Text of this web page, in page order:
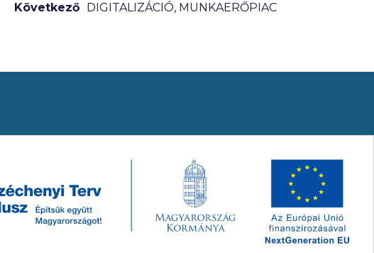
Következő DIGITALIZÁCIÓ, MUNKAERŐPIAC